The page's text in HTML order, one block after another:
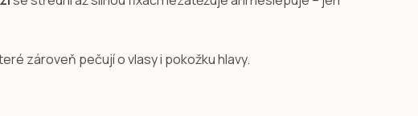
zároveň pečují o vlasy i pokožku hlavy.